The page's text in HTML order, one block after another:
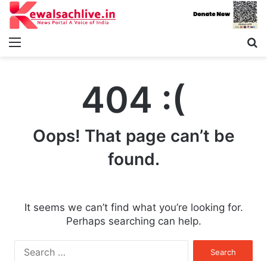
Menu
404 :(
Oops! That page can’t be
found.
It seems we can’t find what you’re looking for.
Perhaps searching can help.